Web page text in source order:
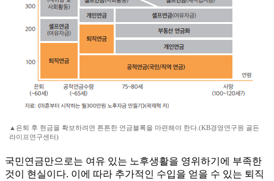
▲은퇴 후 현금을 확보하려면 튼튼한 연금블록을 마련해야 한다.(KB경영연구원 골든
라이프연구센터)
국민연금만으로는 여유 있는 노후생활을 영위하기에 부족한
것이 현실이다. 이에 따라 추가적인 수입을 얻을 수 있는 퇴직